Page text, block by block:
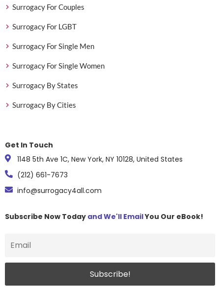
Surrogacy For Couples
Surrogacy For LGBT
Surrogacy For Single Men
Surrogacy For Single Women
Surrogacy By States
Surrogacy By Cities
Get In Touch
1148 5th Ave 1C, New York, NY 10128, United States
(212) 661-7673
info@surrogacy4all.com
Subscribe Now Today and We'll EmailYou Our eBook!